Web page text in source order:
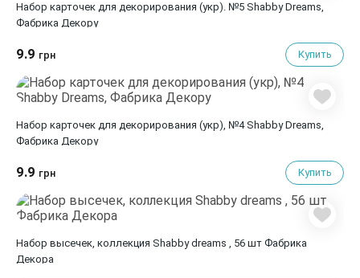
Набор карточек для декорирования (укр). №5 Shabby Dreams,
Фабрика Декору
9.9 грн Купить
Набор карточек для декорирования (укр), №4 Shabby Dreams,
Фабрика Декору
9.9 грн Купить
Набор высечек, коллекция Shabby dreams , 56 шт Фабрика
Декора